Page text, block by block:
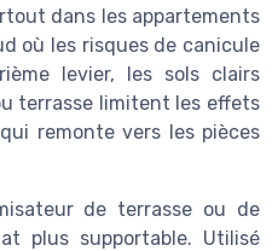
dans les appartements
où les risques de canicule
levier, les sols clairs
terrasse limitent les effets
remonte vers les pièces
de terrasse ou de
plus supportable. Utilisé